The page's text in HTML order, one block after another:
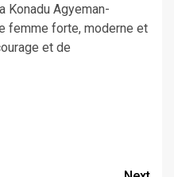
Konadu Agyeman-
femme forte, moderne et
et de